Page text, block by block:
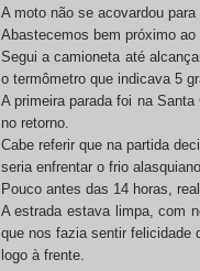
A moto não se acovardou
Abastecemos bem próximo
Segui a camioneta até
o termômetro que indicava 5
A primeira parada foi na
no retorno.
Cabe referir que na partida
seria enfrentar o frio
Pouco antes das 14 horas,
A estrada estava limpa, com
que nos fazia sentir felicidade
logo à frente.